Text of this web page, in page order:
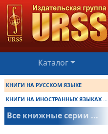
Каталог
КНИГИ НА РУССКОМ ЯЗЫКЕ
КНИГИ НА ИНОСТРАННЫХ ЯЗЫКАХ ...
Все книжные серии ...